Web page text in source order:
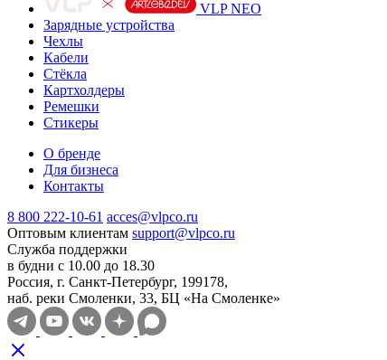
VLP NEO
Зарядные устройства
Чехлы
Кабели
Cтёкла
Картхолдеры
Ремешки
Стикеры
О бренде
Для бизнеса
Контакты
8 800 222-10-61 acces@vlpco.ru
Оптовым клиентам support@vlpco.ru
Служба поддержки
в будни с 10.00 до 18.30
Россия, г. Санкт-Петербург, 199178,
наб. реки Смоленки, 33, БЦ «На Смоленке»